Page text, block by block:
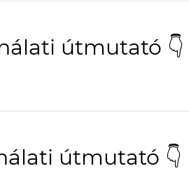
útmutató 👇
útmutató 👇